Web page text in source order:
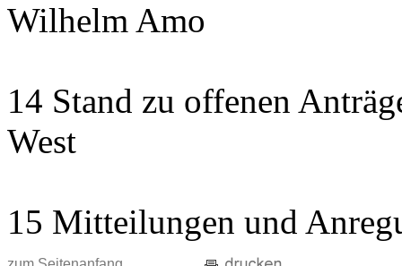
Wilhelm Amo
14 Stand zu offenen
West
15 Mitteilungen und